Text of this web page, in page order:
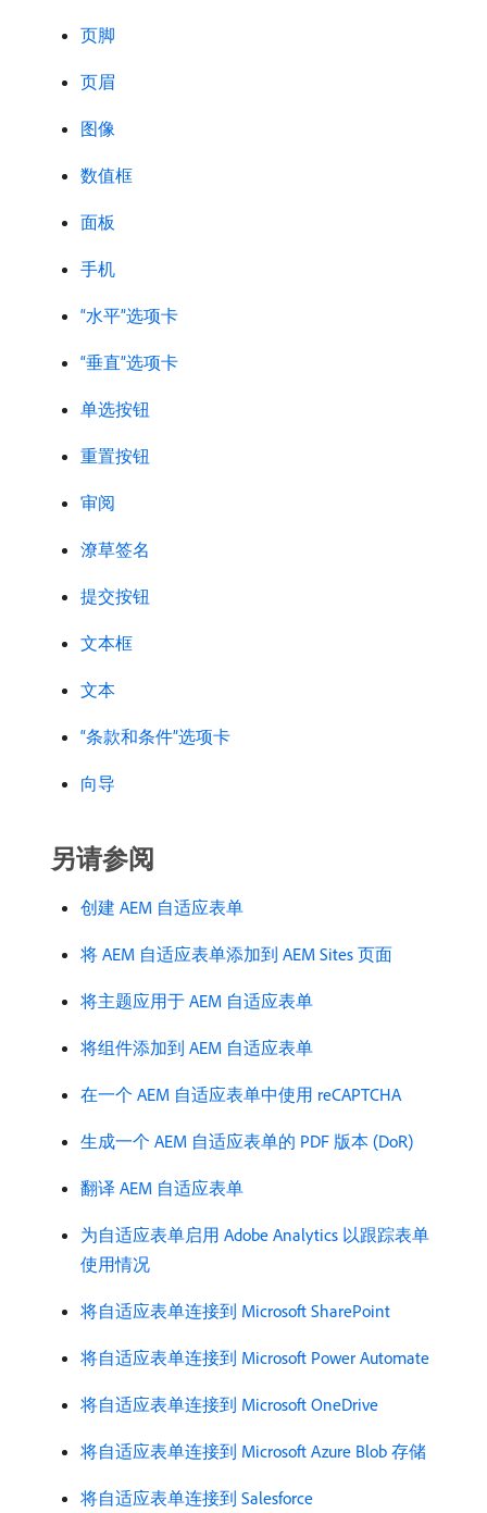
页脚
页眉
图像
数值框
面板
手机
“水平”选项卡
“垂直”选项卡
单选按钮
重置按钮
审阅
潦草签名
提交按钮
文本框
文本
“条款和条件”选项卡
向导
另请参阅
创建 AEM 自适应表单
将 AEM 自适应表单添加到 AEM Sites 页面
将主题应用于 AEM 自适应表单
将组件添加到 AEM 自适应表单
在一个 AEM 自适应表单中使用 reCAPTCHA
生成一个 AEM 自适应表单的 PDF 版本 (DoR)
翻译 AEM 自适应表单
为自适应表单启用 Adobe Analytics 以跟踪表单
使用情况
将自适应表单连接到 Microsoft SharePoint
将自适应表单连接到 Microsoft Power Automate
将自适应表单连接到 Microsoft OneDrive
将自适应表单连接到 Microsoft Azure Blob 存储
将自适应表单连接到 Salesforce